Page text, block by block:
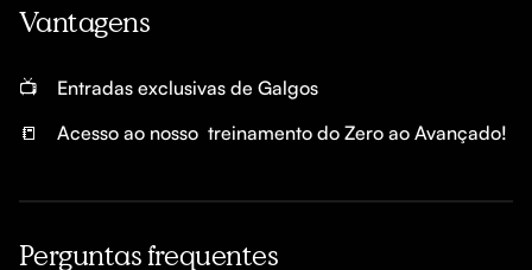
Vantagens
📺
Entradas exclusivas de Galgos
📒
Acesso ao nosso  treinamento do Zero ao Avançado!
Perguntas frequentes